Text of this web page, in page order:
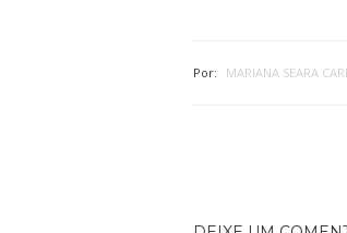
Por: MARIANA SEARA